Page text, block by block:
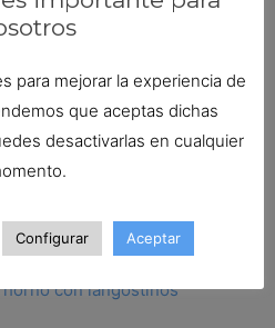
con langostinos
para mejorar la experiencia de
que aceptas dichas
desactivarlas en cualquier
Configurar Aceptar